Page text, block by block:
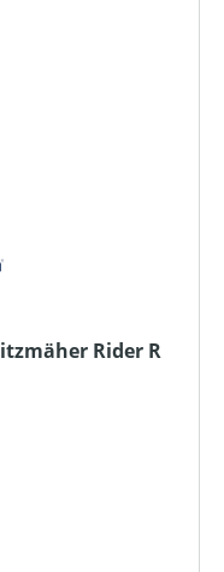
Rider R